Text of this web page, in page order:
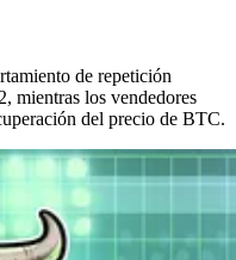
de repetición
mientras los vendedores
del precio de BTC.